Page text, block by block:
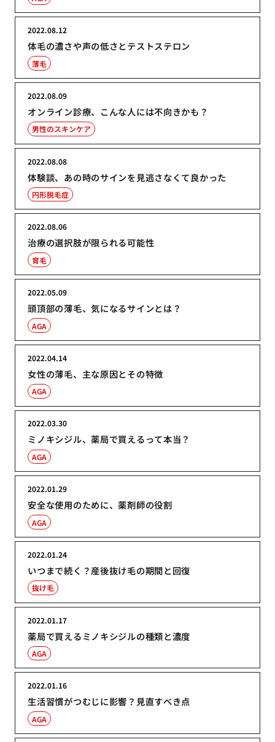
体毛の濃さや声の低さとテストステロン
2022.08.12
薄毛
オンライン診療、こんな人には不向きかも？
2022.08.09
男性のスキンケア
体験談、あの時のサインを見逃さなくて良かった
2022.08.08
円形脱毛症
治療の選択肢が限られる可能性
2022.08.06
育毛
頭頂部の薄毛、気になるサインとは？
2022.05.09
AGA
女性の薄毛、主な原因とその特徴
2022.04.14
AGA
ミノキシジル、薬局で買えるって本当？
2022.03.30
AGA
安全な使用のために、薬剤師の役割
2022.01.29
AGA
いつまで続く？産後抜け毛の期間と回復
2022.01.24
抜け毛
薬局で買えるミノキシジルの種類と濃度
2022.01.17
AGA
生活習慣がつむじに影響？見直すべき点
2022.01.16
AGA